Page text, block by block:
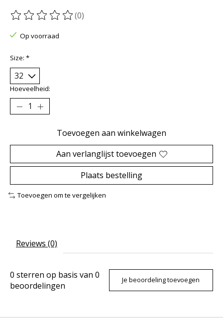
De beoordeling van dit product is
(0)
Op voorraad
Size: *
Hoeveelheid:
Toevoegen aan winkelwagen
Aan verlanglijst toevoegen
Plaats bestelling
Toevoegen om te vergelijken
Reviews (0)
0 sterren op basis van 0
beoordelingen
Je beoordeling toevoegen